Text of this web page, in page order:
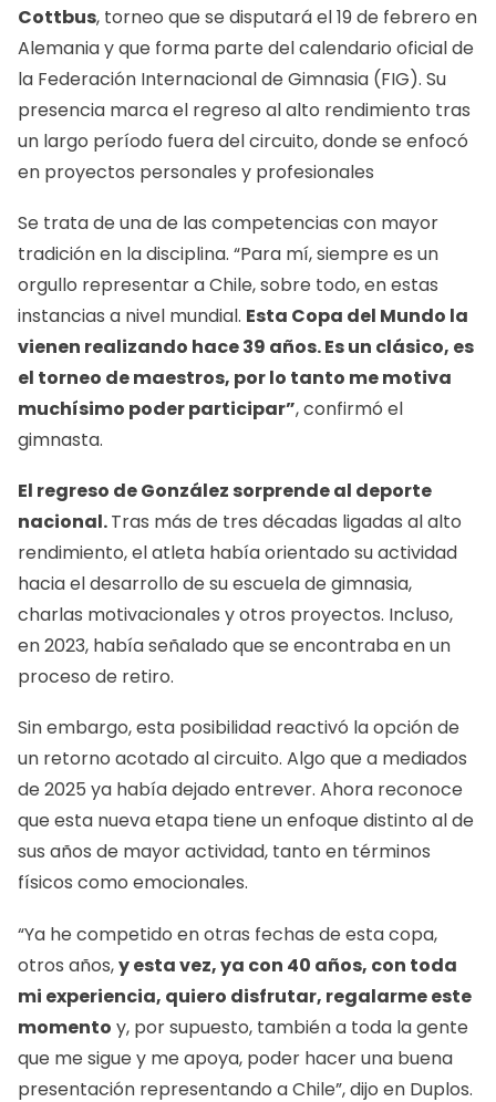
Cottbus, torneo que se disputará el 19 de febrero en
Alemania y que forma parte del calendario oficial de
la Federación Internacional de Gimnasia (FIG). Su
presencia marca el regreso al alto rendimiento tras
un largo período fuera del circuito, donde se enfocó
en proyectos personales y profesionales
Se trata de una de las competencias con mayor
tradición en la disciplina. “Para mí, siempre es un
orgullo representar a Chile, sobre todo, en estas
instancias a nivel mundial. Esta Copa del Mundo la
vienen realizando hace 39 años. Es un clásico, es
el torneo de maestros, por lo tanto me motiva
muchísimo poder participar”, confirmó el
gimnasta.
El regreso de González sorprende al deporte
nacional.Tras más de tres décadas ligadas al alto
rendimiento, el atleta había orientado su actividad
hacia el desarrollo de su escuela de gimnasia,
charlas motivacionales y otros proyectos. Incluso,
en 2023, había señalado que se encontraba en un
proceso de retiro.
Sin embargo, esta posibilidad reactivó la opción de
un retorno acotado al circuito. Algo que a mediados
de 2025 ya había dejado entrever. Ahora reconoce
que esta nueva etapa tiene un enfoque distinto al de
sus años de mayor actividad, tanto en términos
físicos como emocionales.
“Ya he competido en otras fechas de esta copa,
otros años,y esta vez, ya con 40 años, con toda
mi experiencia, quiero disfrutar, regalarme este
momento y, por supuesto, también a toda la gente
que me sigue y me apoya, poder hacer una buena
presentación representando a Chile”, dijo en Duplos.